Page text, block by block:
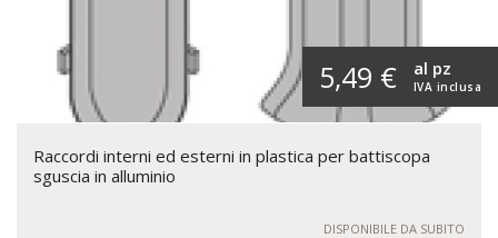
5,49 € IVA inclusa
al pz
Raccordi interni ed esterni in plastica per battiscopa
sguscia in alluminio
DISPONIBILE DA SUBITO